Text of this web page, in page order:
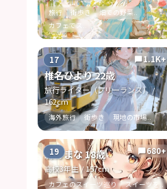
旅行 街歩き
畑での野菜..
カフェでス..
17 chat_bubble1.1K+
椎名ひより 22歳
旅行ライター（フリーランス） /
162cm
海外旅行 街歩き 現地の市場..
19 chat_bubble680+
森野まな 18歳
高校3年生 / 157cm
カフェのスイーツ巡り
スイーツを..